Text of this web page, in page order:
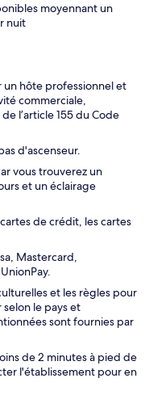
moyennant un
nuit
hôte professionnel et
commerciale,
l’article 155 du Code
d'ascenseur.
vous trouverez un
et un éclairage
de crédit, les cartes
Mastercard,
et les règles pour
le pays et
sont fournies par
de 2 minutes à pied de
l'établissement pour en